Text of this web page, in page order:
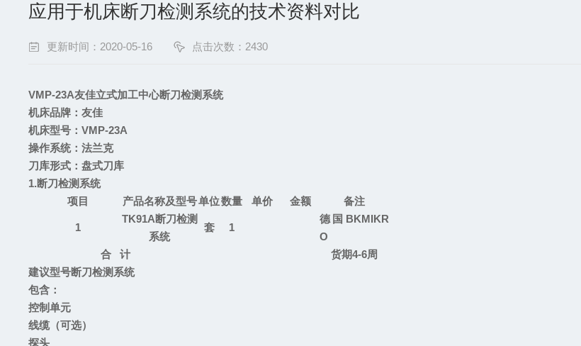
应用于机床断刀检测系统的技术资料对比
更新时间：2020-05-16 点击次数：2430
VMP-23A友佳立式加工中心断刀检测系统
机床品牌 ：友佳
机床型号 ：VMP-23A
操作系统：法兰克
刀库形式 ：盘式刀库
1.断刀检测系统
项目
产品名称及型号单位数量 单价 金额 备注
1
TK91A断刀检测
系统
套 1
德国 BKMIKR
O
合
计 货期4-6周
建议型号断刀检测系统
包含 ：
控制单元
线缆（可选）
探头